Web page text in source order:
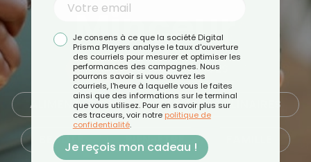
Minceur
TOUS ACTUALITÉS
ALIMENTATION ASTUCES CULINAIRES
BEAUTÉ BIEN-ÊTRE
Je consens à ce que la société Digital
Prisma Players analyse le taux d'ouverture
des courriels pour mesurer et optimiser les
performances des campagnes. Nous
pourrons savoir si vous ouvrez les
courriels, l'heure à laquelle vous le faites
ainsi que des informations sur le terminal
que vous utilisez. Pour en savoir plus sur
ces traceurs, voir notre politique de
confidentialité.
Je reçois mon cadeau !